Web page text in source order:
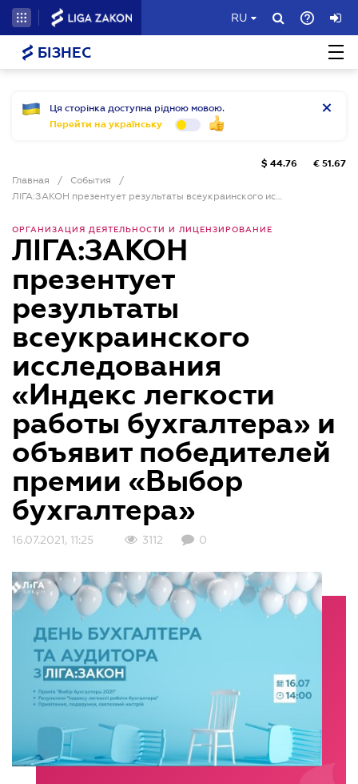
RU
БІЗНЕС
Ця сторінка доступна рідною мовою.
Перейти на українську
Главная / События
/
ЛІГА:ЗАКОН презентует результаты всеукраинского исследования «Индекс легкости работы бухгалтера» и объявит победителей премии «Выбор бухгалтера»
$ 44.76 € 51.67
ОРГАНИЗАЦИЯ ДЕЯТЕЛЬНОСТИ И ЛИЦЕНЗИРОВАНИЕ
ЛІГА:ЗАКОН
презентует
результаты
всеукраинского
исследования
«Индекс легкости
работы бухгалтера» и
объявит победителей
премии «Выбор
бухгалтера»
16.07.2021, 11:25 3112 0